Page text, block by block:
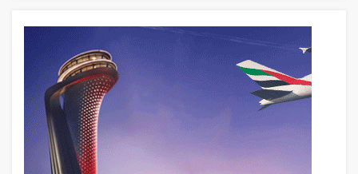
THY ve Pegasus Dünyanın En Değerli
Havayolları Arasında
10 saat önce
Fly Baghdad ABD yaptırım listesinden
çıkarıldı